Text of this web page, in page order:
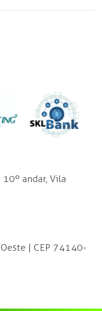
andar, Vila
| CEP 74140-